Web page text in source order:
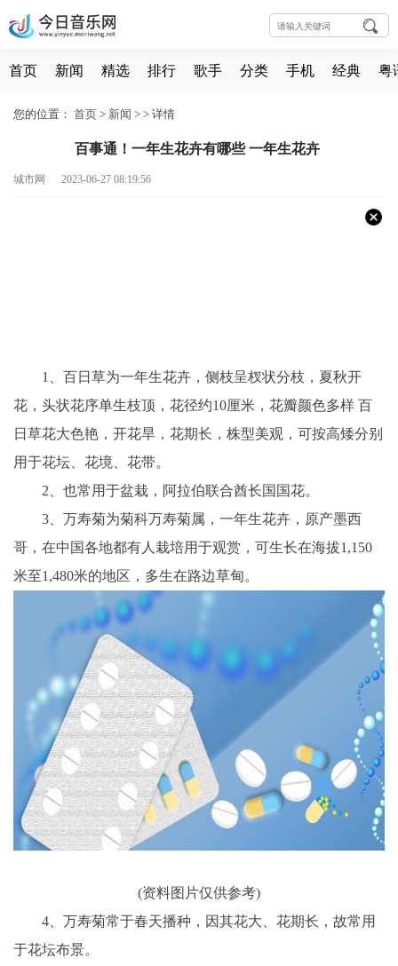
首页 新闻 精选 排行 歌手 分类 手机 经典 粤
您的位置： 首页 > 新闻 > > 详情
百事通！一年生花卉有哪些 一年生花卉
城市网 2023-06-27 08:19:56
1、百日草为一年生花卉，侧枝呈杈状分枝，夏秋开
花，头状花序单生枝顶，花径约10厘米，花瓣颜色多样 百
日草花大色艳，开花旱，花期长，株型美观，可按高矮分别
用于花坛、花境、花带。
2、也常用于盆栽，阿拉伯联合酋长国国花。
3、万寿菊为菊科万寿菊属，一年生花卉，原产墨西
哥，在中国各地都有人栽培用于观赏，可生长在海拔1,150
米至1,480米的地区，多生在路边草甸。
(资料图片仅供参考)
4、万寿菊常于春天播种，因其花大、花期长，故常用
于花坛布景。